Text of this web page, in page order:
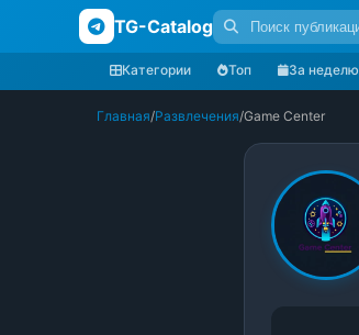
TG-Catalog
Категории Топ За неделю
Главная/Развлечения/Game Center